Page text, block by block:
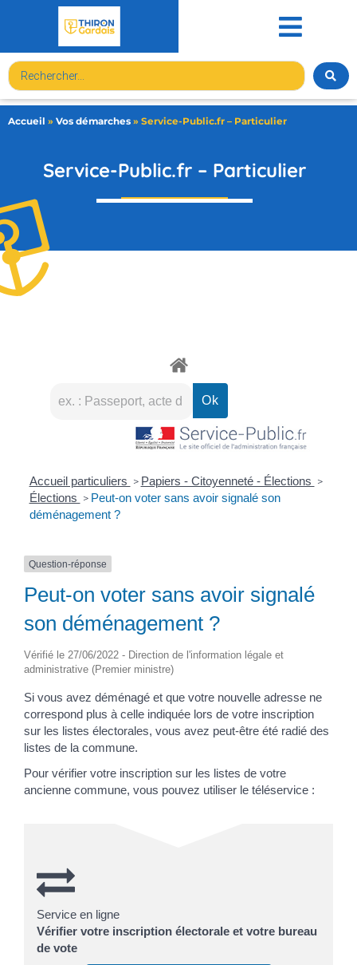
Accueil » Vos démarches » Service-Public.fr – Particulier
Service-Public.fr – Particulier
Accueil particuliers > Papiers - Citoyenneté - Élections >
Élections > Peut-on voter sans avoir signalé son
déménagement ?
Question-réponse
Peut-on voter sans avoir signalé
son déménagement ?
Vérifié le 27/06/2022 - Direction de l'information légale et
administrative (Premier ministre)
Si vous avez déménagé et que votre nouvelle adresse ne
correspond plus à celle indiquée lors de votre inscription
sur les listes électorales, vous avez peut-être été radié des
listes de la commune.
Pour vérifier votre inscription sur les listes de votre
ancienne commune, vous pouvez utiliser le téléservice :
Service en ligne
Vérifier votre inscription électorale et votre bureau
de vote